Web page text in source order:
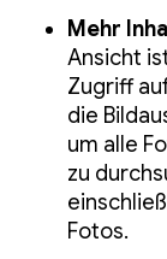
Mehr
Ansicht
Zugriff
die
um alle
zu
Fotos.